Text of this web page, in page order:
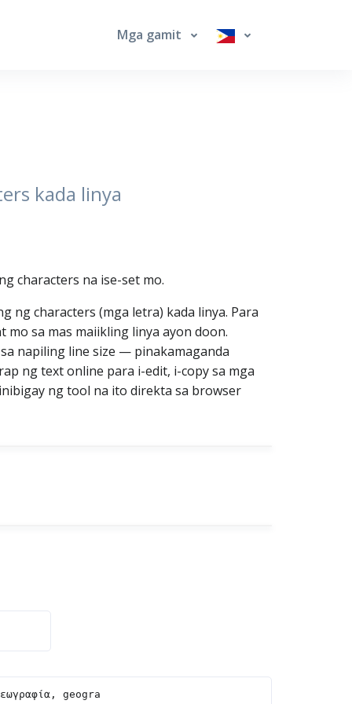
Mga gamit
kada linya
characters na ise-set mo.
ng characters (mga letra) kada linya. Para
sa mas maiikling linya ayon doon.
napiling line size — pinakamaganda
ng text online para i-edit, i-copy sa mga
ng tool na ito direkta sa browser